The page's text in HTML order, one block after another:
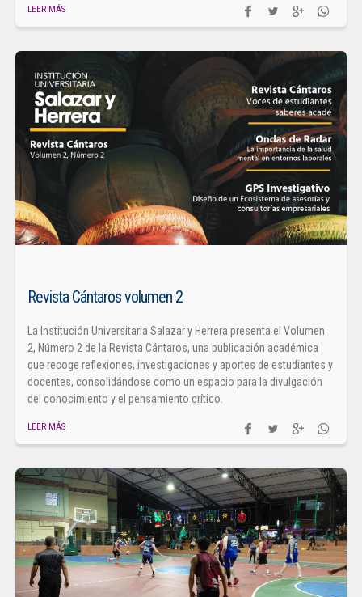
LEER MÁS
Revista Cántaros volumen 2
La Institución Universitaria Salazar y Herrera presenta el Volumen
2, Número 2 de la Revista Cántaros, una publicación académica
que recoge reflexiones, investigaciones y aportes de estudiantes y
docentes, consolidándose como un espacio para la divulgación
del conocimiento y el pensamiento crítico.
LEER MÁS